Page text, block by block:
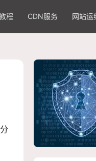
程 CDN服务 网站运